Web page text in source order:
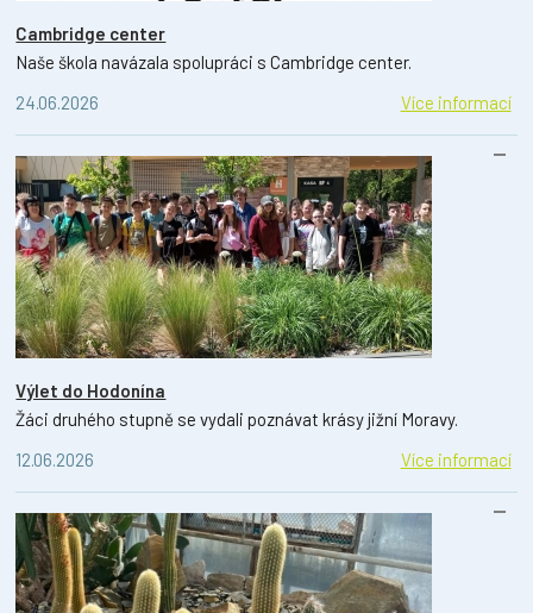
Cambridge center
Naše škola navázala spolupráci s Cambridge center.
24.06.2026
Více informací
Výlet do Hodonína
Žáci druhého stupně se vydali poznávat krásy jižní Moravy.
12.06.2026
Více informací